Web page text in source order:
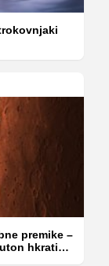
premike –
hkrati